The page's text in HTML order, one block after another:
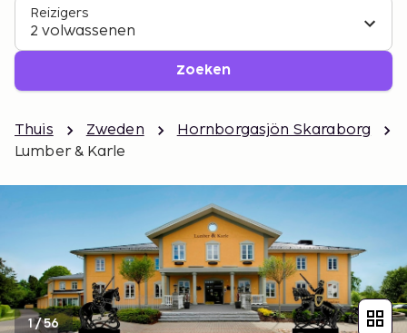
Reizigers
2 volwassenen
Zoeken
Thuis Zweden
Hornborgasjön Skaraborg
Lumber & Karle
1/56